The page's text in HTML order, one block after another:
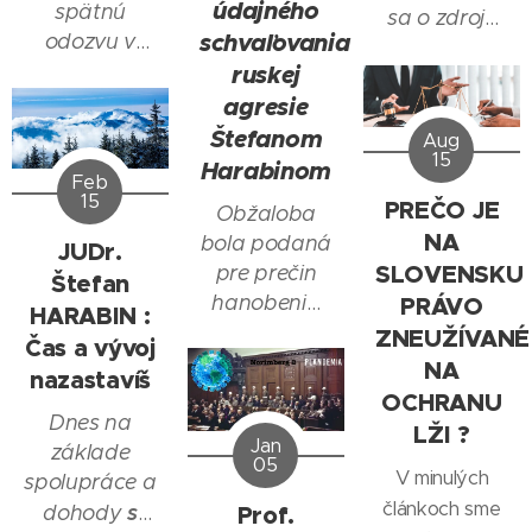
spätnú
odozvu v
reláciou,
ktorú sme
nahrali dňa
23. júla 2025
s JUDr.
Štefanom
Harabinom.
Nájdete v nej
mnoho
zaujímavostí,
budúcnosti
ešte budeme
analyzovať.
Okrem iného
údajného
schvaľovania
ruskej
agresie
Štefanom
Harabinom
Obžaloba
bola podaná
pre prečin
hanobenia
a
presvedčenia
a prečin
schvaľovania
trestného
činu.
sa o zdroje
poznania
(priaznivého
vývoja)
hovorí o
axióme,
ktorá znie :
"Čím je
vyššia
frekvencia
čistoty
energie
vyváženosti
(zahŕňajúca
duchovnú
slobodu a
Feb
15
JUDr.
Štefan
HARABIN :
Čas a vývoj
nazastavíš
Dnes na
základe
spolupráce a
dohodys
Jan
05
Prof.
Aug
15
PREČO JE
NA
SLOVENSKU
PRÁVO
ZNEUŽÍVANÉ
NA
OCHRANU
LŽI ?
V minulých
článkoch sme